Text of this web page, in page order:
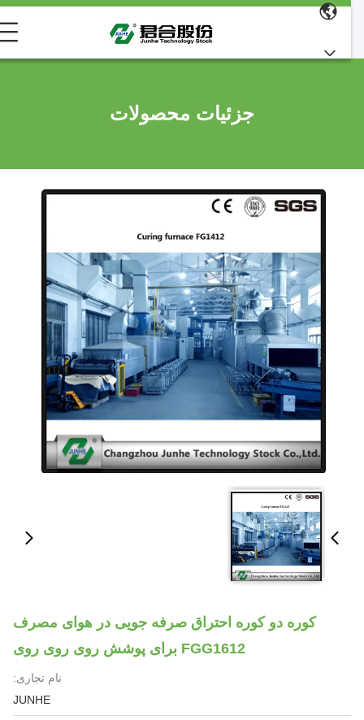
جزئیات محصولات
کوره دو کوره احتراق صرفه جویی در هوای مصرف
FGG1612 برای پوشش روی روی روی
نام تجاری:
JUNHE